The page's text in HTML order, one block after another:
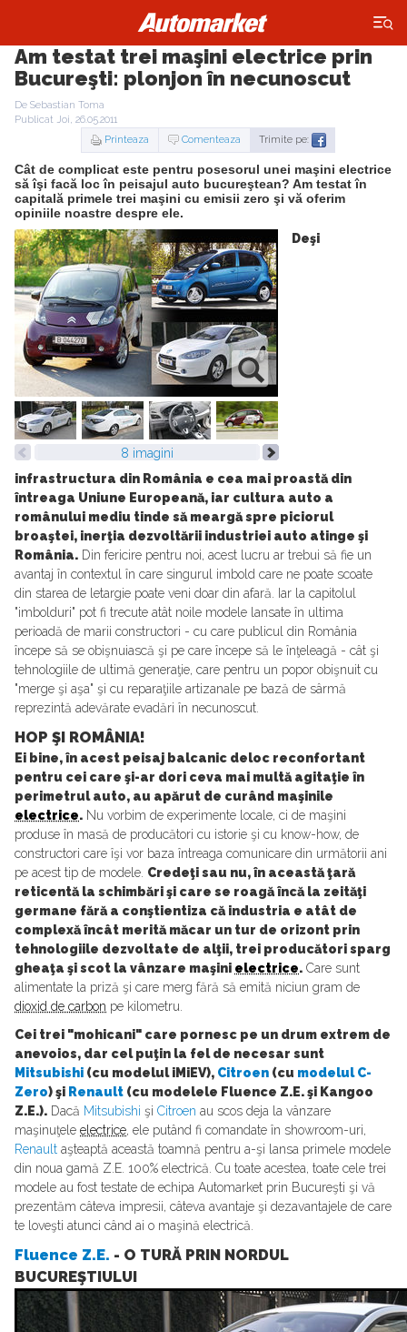
×
Am testat trei maşini electrice prin
Bucureşti: plonjon în necunoscut
De Sebastian Toma
Publicat Joi, 26.05.2011
Printeaza
Comenteaza Trimite pe:
Cât de complicat este pentru posesorul unei maşini electrice
să îşi facă loc în peisajul auto bucureştean? Am testat în
capitală primele trei maşini cu emisii zero şi vă oferim
opiniile noastre despre ele.
8 imagini
Deşi
infrastructura din România e cea mai proastă din
întreaga Uniune Europeană, iar cultura auto a
românului mediu tinde să meargă spre piciorul
broaştei, inerţia dezvoltării industriei auto atinge şi
România. Din fericire pentru noi, acest lucru ar trebui să fie un
avantaj în contextul în care singurul imbold care ne poate scoate
din starea de letargie poate veni doar din afară. Iar la capitolul
"imbolduri" pot fi trecute atât noile modele lansate în ultima
perioadă de marii constructori - cu care publicul din România
începe să se obişnuiască şi pe care începe să le înţeleagă - cât şi
tehnologiile de ultimă generaţie, care pentru un popor obişnuit cu
"merge şi aşa" şi cu reparaţiile artizanale pe bază de sârmă
reprezintă adevărate evadări în necunoscut.
HOP ŞI ROMÂNIA!
Ei bine, în acest peisaj balcanic deloc reconfortant
pentru cei care şi-ar dori ceva mai multă agitaţie în
perimetrul auto, au apărut de curând maşinile
electrice. Nu vorbim de experimente locale, ci de maşini
produse în masă de producători cu istorie şi cu know-how, de
constructori care îşi vor baza întreaga comunicare din următorii ani
pe acest tip de modele. Credeţi sau nu, în această ţară
reticentă la schimbări şi care se roagă încă la zeităţi
germane fără a conştientiza că industria e atât de
complexă încât merită măcar un tur de orizont prin
tehnologiile dezvoltate de alţii, trei producători sparg
gheaţa şi scot la vânzare maşini electrice. Care sunt
alimentate la priză şi care merg fără să emită niciun gram de
dioxid de carbon pe kilometru.
Cei trei "mohicani" care pornesc pe un drum extrem de
anevoios, dar cel puţin la fel de necesar sunt
Mitsubishi (cu modelul iMiEV), Citroen (cu modelul C-
Zero) şi Renault (cu modelele Fluence Z.E. şi Kangoo
Z.E.). Dacă Mitsubishi şi Citroen au scos deja la vânzare
maşinuţele electrice, ele putând fi comandate în showroom-uri,
Renault aşteaptă această toamnă pentru a-şi lansa primele modele
din noua gamă Z.E. 100% electrică. Cu toate acestea, toate cele trei
modele au fost testate de echipa Automarket prin Bucureşti şi vă
prezentăm câteva impresii, câteva avantaje şi dezavantajele de care
te loveşti atunci când ai o maşină electrică.
Fluence Z.E. - O TURĂ PRIN NORDUL
BUCUREŞTIULUI